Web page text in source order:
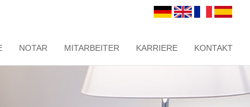
NOTAR MITARBEITER KARRIERE KONTAKT